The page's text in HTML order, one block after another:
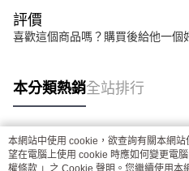
評價
喜歡這個商品嗎？購買後給他一個
本分類熱銷全站排行
熱門標籤
本網站中使用 cookie，欲查詢有關本網
望在電腦上使用 cookie 時應如何變更電
權條款 」之 Cookie 聲明。您繼續使用本